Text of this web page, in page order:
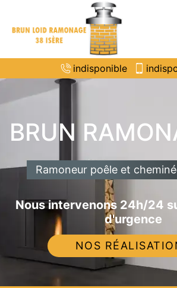
indisponible
BRUN
Ramoneur poêle et
Nous intervenons 24h/24
d'urgence
NOS